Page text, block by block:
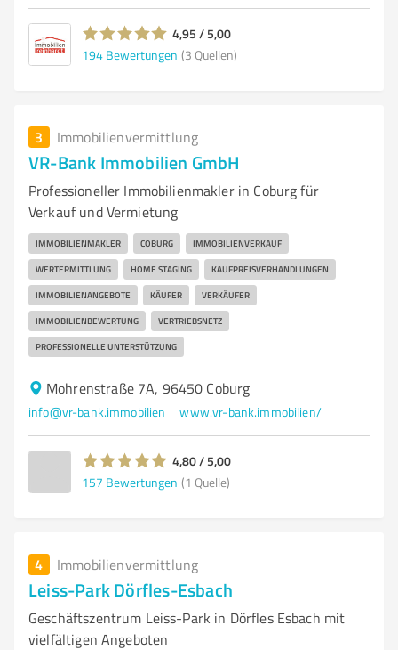
4,95 / 5,00
194 Bewertungen (3 Quellen)
3 Immobilienvermittlung
VR-Bank Immobilien GmbH
Professioneller Immobilienmakler in Coburg für
Verkauf und Vermietung
IMMOBILIENMAKLER COBURG IMMOBILIENVERKAUF
WERTERMITTLUNG HOME STAGING KAUFPREISVERHANDLUNGEN
IMMOBILIENANGEBOTE KÄUFER VERKÄUFER
IMMOBILIENBEWERTUNG VERTRIEBSNETZ
PROFESSIONELLE UNTERSTÜTZUNG
Mohrenstraße 7A, 96450 Coburg
info@vr-bank.immobilien www.vr-bank.immobilien/
4,80 / 5,00
157 Bewertungen (1 Quelle)
4 Immobilienvermittlung
Leiss-Park Dörfles-Esbach
Geschäftszentrum Leiss-Park in Dörfles Esbach mit
vielfältigen Angeboten